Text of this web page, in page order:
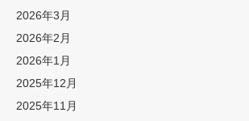
2026年3月
2026年2月
2026年1月
2025年12月
2025年11月